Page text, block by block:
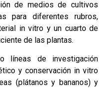
de medios de cultivos
para diferentes rubros,
in vitro y un cuarto de
de las plantas.
líneas de investigación
y conservación in vitro
(plátanos y bananos) y